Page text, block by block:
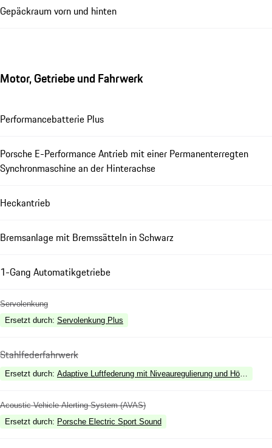
Gepäckraum vorn und hinten
Motor, Getriebe und Fahrwerk
Performancebatterie Plus
Porsche E-Performance Antrieb mit einer Permanenterregten
Synchronmaschine an der Hinterachse
Heckantrieb
Bremsanlage mit Bremssätteln in Schwarz
1-Gang Automatikgetriebe
Servolenkung
Ersetzt durch: Servolenkung Plus
Stahlfederfahrwerk
Ersetzt durch: Adaptive Luftfederung mit Niveauregulierung und
Acoustic Vehicle Alerting System (AVAS)
Ersetzt durch: Porsche Electric Sport Sound